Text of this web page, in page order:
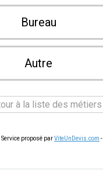
Bureau
Autre
à la liste des métiers
Service proposé parViteUnDevis.com -